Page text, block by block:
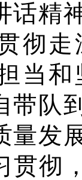
话精
彻
当
带队
量发
贯彻